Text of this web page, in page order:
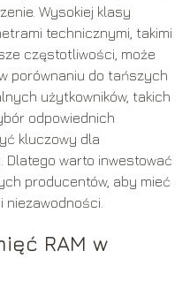
Wysokiej klasy
technicznymi, takimi
częstotliwości, może
porównaniu do tańszych
użytkowników, takich
odpowiednich
kluczowy dla
Dlatego warto inwestować
producentów, aby mieć
RAM w